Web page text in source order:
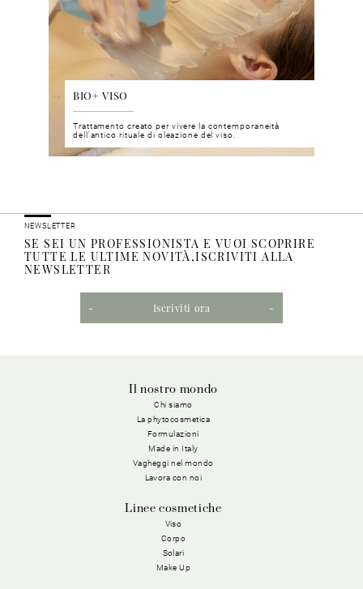
BIO+ VISO
Trattamento creato per vivere la contemporaneità
dell’antico rituale di oleazione del viso.
NEWSLETTER
SE SEI UN PROFESSIONISTA E VUOI SCOPRIRE
TUTTE LE ULTIME NOVITÀ,ISCRIVITI ALLA
NEWSLETTER
Iscriviti ora
Il nostro mondo
Chi siamo
La phytocosmetica
Formulazioni
Made in Italy
Vagheggi nel mondo
Lavora con noi
Linee cosmetiche
Viso
Corpo
Solari
Make Up